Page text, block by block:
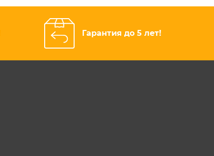
Гарантия до 5 лет!